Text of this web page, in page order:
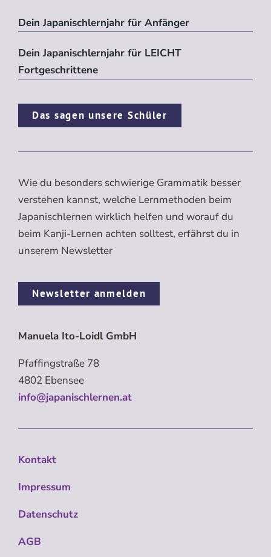
Dein Japanischlernjahr für Anfänger
Dein Japanischlernjahr für LEICHT
Fortgeschrittene
Das sagen unsere Schüler
Wie du besonders schwierige Grammatik besser
verstehen kannst, welche Lernmethoden beim
Japanischlernen wirklich helfen und worauf du
beim Kanji-Lernen achten solltest, erfährst du in
unserem Newsletter
Newsletter anmelden
Manuela Ito-Loidl GmbH
Pfaffingstraße 78
4802 Ebensee
info@japanischlernen.at
Kontakt
Impressum
Datenschutz
AGB